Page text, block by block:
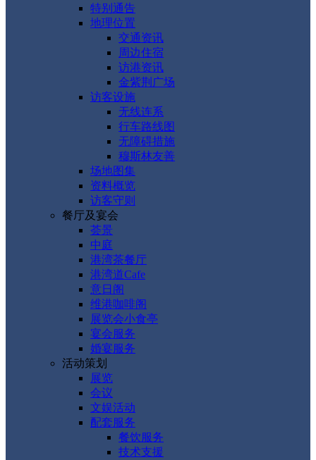
特别通告
地理位置
交通资讯
周边住宿
访港资讯
金紫荆广场
访客设施
无线连系
行车路线图
无障碍措施
穆斯林友善
场地图集
资料概览
访客守则
餐厅及宴会
荟景
中庭
港湾茶餐厅
港湾道Cafe
意日阁
维港咖啡阁
展览会小食亭
宴会服务
婚宴服务
活动策划
展览
会议
文娱活动
配套服务
餐饮服务
技术支援